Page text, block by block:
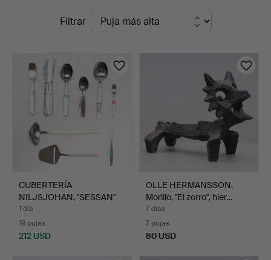
Andersson
Jönköping
Subastas
curso
Filtrar
CUBERTERÍA
NILJSJOHAN, "SESSAN"
ACERO INOX…
1 día
19 pujas
212 USD
OLLE HERMANSSON.
Morillo, "El zorro", hier…
7 días
7 pujas
80 USD